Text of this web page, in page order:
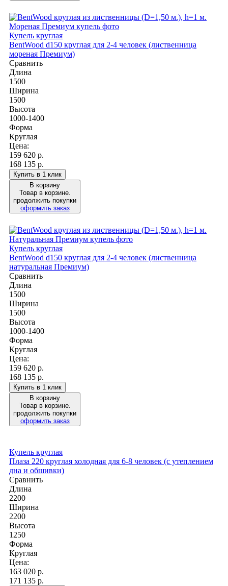
Купель круглая
BentWood d150 круглая для 2-4 человек (лиственница
мореная Премиум)
Сравнить
Длина
1500
Ширина
1500
Высота
1000-1400
Форма
Круглая
Цена:
159 620 р.
168 135 р.
Купить в 1 клик
В корзину
Товар в корзине.
продолжить покупки
оформить заказ
Купель круглая
BentWood d150 круглая для 2-4 человек (лиственница
натуральная Премиум)
Сравнить
Длина
1500
Ширина
1500
Высота
1000-1400
Форма
Круглая
Цена:
159 620 р.
168 135 р.
Купить в 1 клик
В корзину
Товар в корзине.
продолжить покупки
оформить заказ
Купель круглая
Плаза 220 круглая холодная для 6-8 человек (с утеплением
дна и обшивки)
Сравнить
Длина
2200
Ширина
2200
Высота
1250
Форма
Круглая
Цена:
163 020 р.
171 135 р.